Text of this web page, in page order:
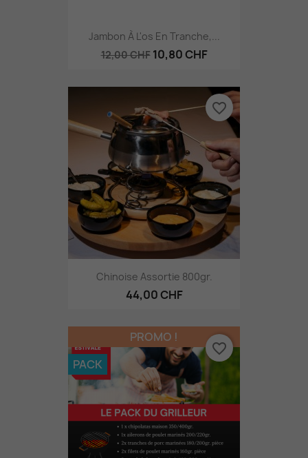
Jambon À L'os En Tranche,...
12,00 CHF 10,80 CHF
Chinoise Assortie 800gr.
44,00 CHF
favorite_border
PROMO !
PACK
favorite_border